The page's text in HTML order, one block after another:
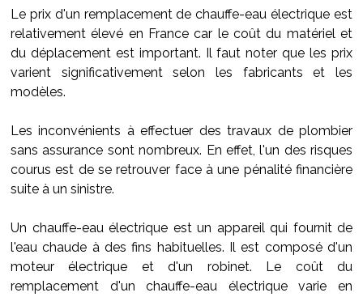
Le prix d'un remplacement de chauffe-eau électrique est
relativement élevé en France car le coût du matériel et
du déplacement est important. Il faut noter que les prix
varient significativement selon les fabricants et les
modèles.
Les inconvénients à effectuer des travaux de plombier
sans assurance sont nombreux. En effet, l'un des risques
courus est de se retrouver face à une pénalité financière
suite à un sinistre.
Un chauffe-eau électrique est un appareil qui fournit de
l'eau chaude à des fins habituelles. Il est composé d'un
moteur électrique et d'un robinet. Le coût du
remplacement d'un chauffe-eau électrique varie en